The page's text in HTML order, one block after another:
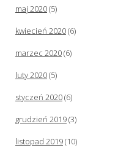
maj 2020(5)
kwiecień 2020(6)
marzec 2020(6)
luty 2020(5)
styczeń 2020(6)
grudzień 2019(3)
listopad 2019(10)